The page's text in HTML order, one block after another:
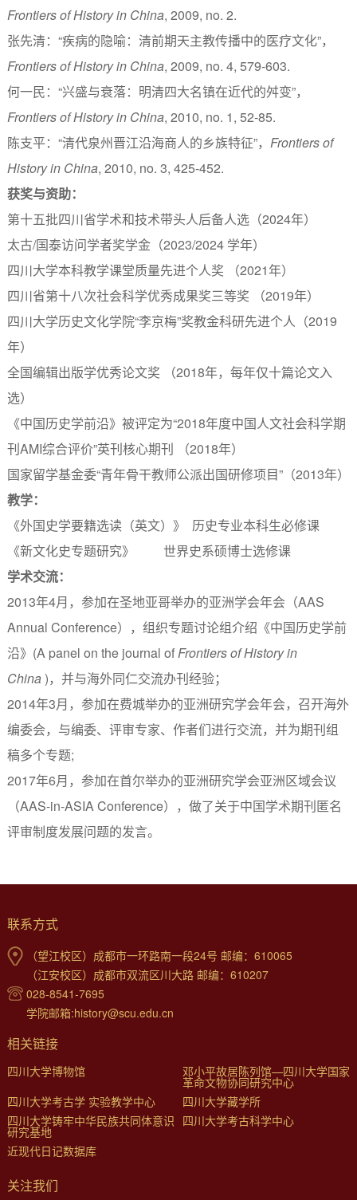
Frontiers of History in China, 2009, no. 2.
张先清：“疾病的隐喻：清前期天主教传播中的医疗文化”，
Frontiers of History in China, 2009, no. 4, 579-603.
何一民：“兴盛与衰落：明清四大名镇在近代的舛变”，
Frontiers of History in China, 2010, no. 1, 52-85.
陈支平：“清代泉州晋江沿海商人的乡族特征”， Frontiers of
History in China, 2010, no. 3, 425-452.
获奖与资助：
第十五批四川省学术和技术带头人后备人选（2024年）
太古/国泰访问学者奖学金（2023/2024 学年）
四川大学本科教学课堂质量先进个人奖 （2021年）
四川省第十八次社会科学优秀成果奖三等奖 （2019年）
四川大学历史文化学院“李京梅”奖教金科研先进个人（2019
年）
全国编辑出版学优秀论文奖 （2018年，每年仅十篇论文入
选）
《中国历史学前沿》被评定为“2018年度中国人文社会科学期
刊AMI综合评价”英刊核心期刊 （2018年）
国家留学基金委“青年骨干教师公派出国研修项目”（2013年）
教学：
《外国史学要籍选读（英文）》 历史专业本科生必修课
《新文化史专题研究》 世界史系硕博士选修课
学术交流：
2013年4月，参加在圣地亚哥举办的亚洲学会年会（AAS
Annual Conference），组织专题讨论组介绍《中国历史学前
沿》(A panel on the journal ofFrontiers of History in
China)，并与海外同仁交流办刊经验；
2014年3月，参加在费城举办的亚洲研究学会年会，召开海外
编委会，与编委、评审专家、作者们进行交流，并为期刊组
稿多个专题;
2017年6月，参加在首尔举办的亚洲研究学会亚洲区域会议
（AAS-in-ASIA Conference），做了关于中国学术期刊匿名
评审制度发展问题的发言。
联系方式
（望江校区）成都市一环路南一段24号 邮编：610065
（江安校区）成都市双流区川大路 邮编：610207
028-8541-7695
学院邮箱:history@scu.edu.cn
相关链接
四川大学博物馆 邓小平故居陈列馆—四川大学国家
革命文物协同研究中心
四川大学考古学 实验教学中心
四川大学藏学所
四川大学铸牢中华民族共同体意识
研究基地
四川大学考古科学中心
近现代日记数据库
关注我们